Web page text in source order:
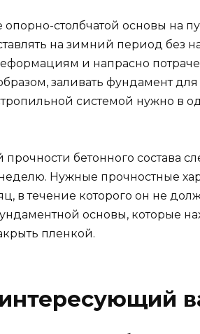
опорно-столбчатой основы на
на зимний период без
и напрасно
заливать фундамент
системой нужно в
бетонного состава
Нужные прочностные
в течение которого он не
основы, которые
пленкой.